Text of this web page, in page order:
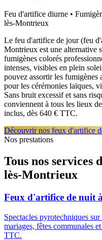
Feu d'artifice diurne •
lès-Montrieux
Le feu d'artifice de jour (feu
Montrieux est une alternative
fumigènes colorés
intenses, visibles en plein
pouvez assortir les fumigènes
pour les cérémonies laïques,
Sans bruit excessif et sans
conviennent à tous les lieux
inclus, dès 640 € TTC.
Découvrir nos feux d'artifice
Nos prestations
Tous nos
lès-Montrieux
Feux d'artifice de nuit à
Spectacles pyrotechniques
mariages, fêtes communales
TTC.